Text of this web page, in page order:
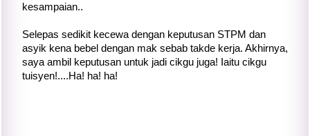
kesampaian..
Selepas sedikit kecewa dengan keputusan STPM dan
asyik kena bebel dengan mak sebab takde kerja. Akhirnya,
saya ambil keputusan untuk jadi cikgu juga! Iaitu cikgu
tuisyen!....Ha! ha! ha!